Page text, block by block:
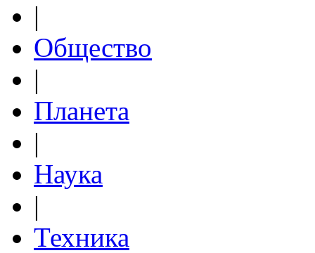
|
Общество
|
Планета
|
Наука
|
Техника